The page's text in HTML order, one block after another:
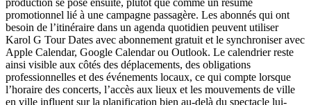
production se pose ensuite, plutôt que comme un résumé
promotionnel lié à une campagne passagère. Les abonnés qui ont
besoin de l’itinéraire dans un agenda quotidien peuvent utiliser
Karol G Tour Dates avec abonnement gratuit et le synchroniser avec
Apple Calendar, Google Calendar ou Outlook. Le calendrier reste
ainsi visible aux côtés des déplacements, des obligations
professionnelles et des événements locaux, ce qui compte lorsque
l’horaire des concerts, l’accès aux lieux et les mouvements de ville
en ville influent sur la planification bien au-delà du spectacle lui-